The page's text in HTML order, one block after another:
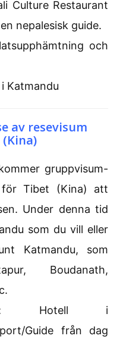
Culture Restaurant
nepalesisk guide.
och
Katmandu
av resevisum
gruppvisum-
för Tibet (Kina) att
Under denna tid
som du vill eller
Katmandu, som
Boudanath,
Hotell i
Guide från dag